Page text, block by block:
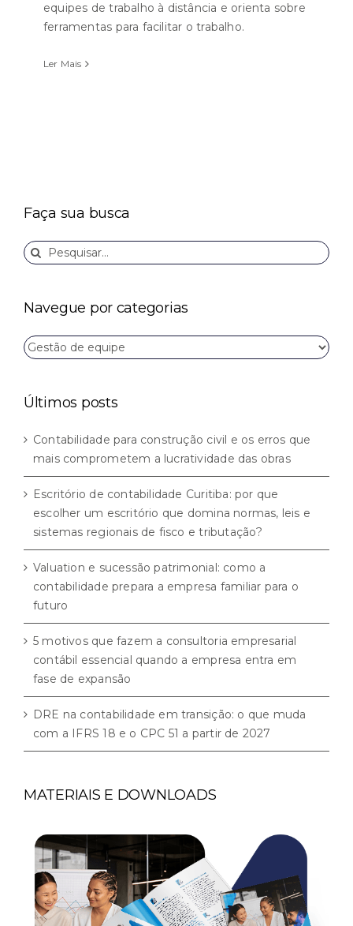
equipes de trabalho à distância e orienta sobre
ferramentas para facilitar o trabalho.
Ler Mais
Faça sua busca
Buscar
resultados
Navegue por categorias
Navegue
por
Últimos posts
Contabilidade para construção civil e os erros que
mais comprometem a lucratividade das obras
Escritório de contabilidade Curitiba: por que
escolher um escritório que domina normas, leis e
sistemas regionais de fisco e tributação?
Valuation e sucessão patrimonial: como a
contabilidade prepara a empresa familiar para o
futuro
5 motivos que fazem a consultoria empresarial
contábil essencial quando a empresa entra em
fase de expansão
DRE na contabilidade em transição: o que muda
com a IFRS 18 e o CPC 51 a partir de 2027
MATERIAIS E DOWNLOADS